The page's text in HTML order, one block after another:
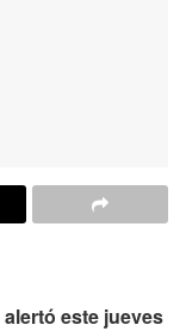
alertó este jueves